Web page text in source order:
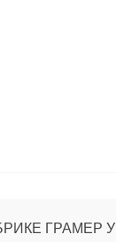
ГРАМЕР У